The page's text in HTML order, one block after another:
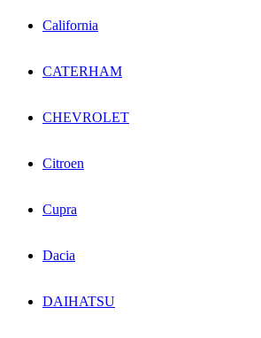
California
CATERHAM
CHEVROLET
Citroen
Cupra
Dacia
DAIHATSU